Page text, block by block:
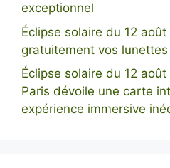
exceptionnel
Éclipse solaire du 12
gratuitement vos
Éclipse solaire du 12 août
Paris dévoile une carte
expérience immersive